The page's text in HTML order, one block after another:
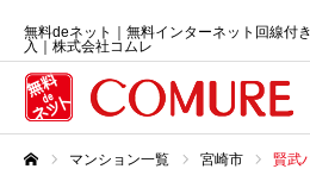
無料deネット｜無料インターネット回線付
入｜株式会社コムレ
マンション一覧 宮崎市 賢武